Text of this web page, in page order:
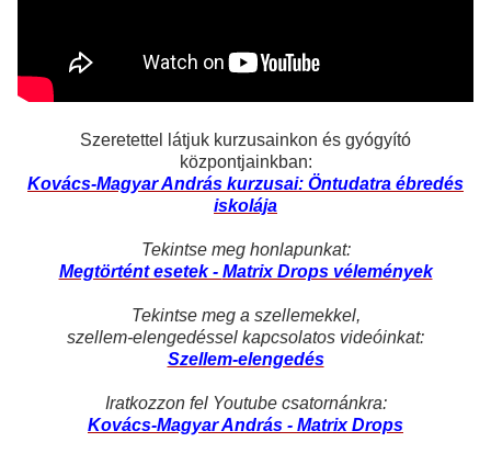
Szeretettel látjuk kurzusainkon és gyógyító
központjainkban:
Kovács-Magyar András kurzusai: Öntudatra ébredés
iskolája
Tekintse meg honlapunkat:
Megtörtént esetek - Matrix Drops vélemények
Tekintse meg a szellemekkel,
szellem-elengedéssel kapcsolatos videóinkat:
Szellem-elengedés
Iratkozzon fel Youtube csatornánkra:
Kovács-Magyar András - Matrix Drops